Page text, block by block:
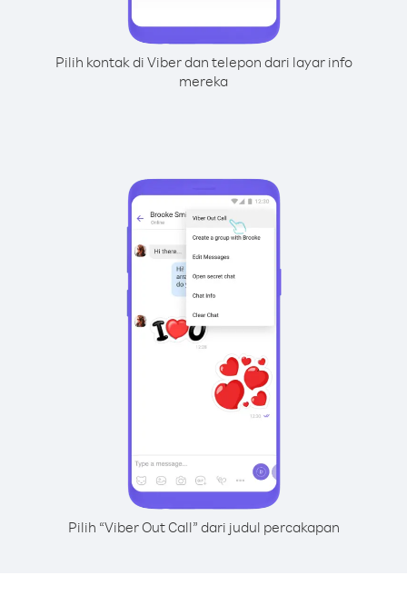
Pilih kontak di Viber dan telepon dari layar info
mereka
Pilih “Viber Out Call” dari judul percakapan